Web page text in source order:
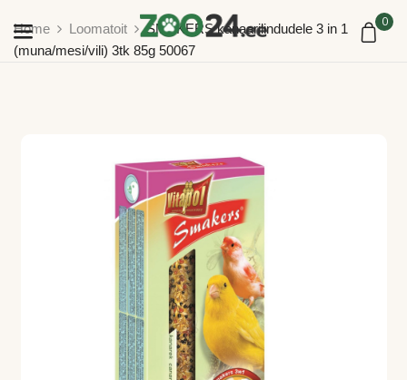
0
Home Loomatoit
SMAKERS kanaarilindudele 3 in 1
(muna/mesi/vili) 3tk 85g 50067